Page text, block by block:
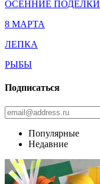
ОСЕННИЕ ПОДЕЛКИ
8 МАРТА
ЛЕПКА
РЫБЫ
Подписаться
Популярные
Недавние